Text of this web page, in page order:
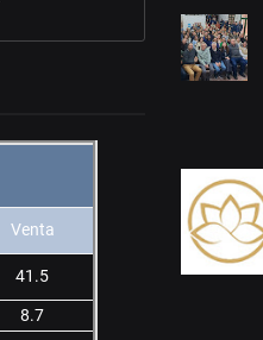
Venta
41.5
8.7